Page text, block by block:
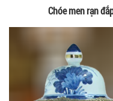
Chóe men rạn